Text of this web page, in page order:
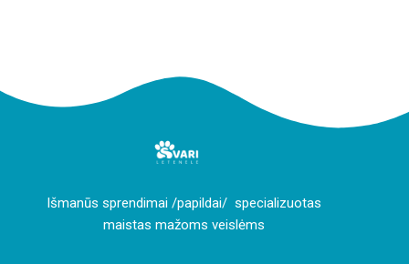
Išmanūs sprendimai /papildai/ specializuotas
maistas mažoms veislėms